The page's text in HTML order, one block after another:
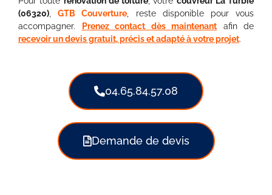
(06320) ,GTB Couverture , reste disponible pour vous
accompagner. Prenez contact dès maintenant afin de
recevoir un devis gratuit, précis et adapté à votre projet.
04.65.84.57.08
Demande de devis